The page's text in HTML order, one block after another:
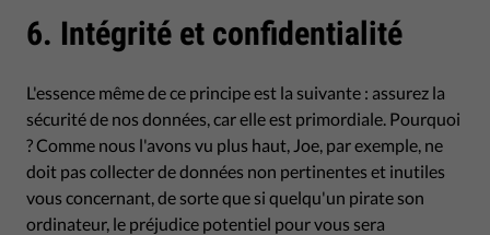
6. Intégrité et confidentialité
L'essence même de ce principe est la suivante : assurez la
sécurité de nos données, car elle est primordiale. Pourquoi
? Comme nous l'avons vu plus haut, Joe, par exemple, ne
doit pas collecter de données non pertinentes et inutiles
vous concernant, de sorte que si quelqu'un pirate son
ordinateur, le préjudice potentiel pour vous sera